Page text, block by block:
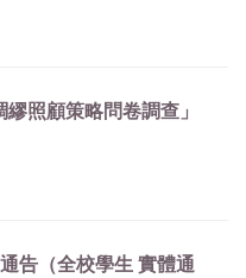
照顧策略問卷調查」
告（全校學生 實體通